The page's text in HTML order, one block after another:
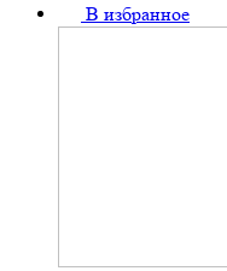
В избранное